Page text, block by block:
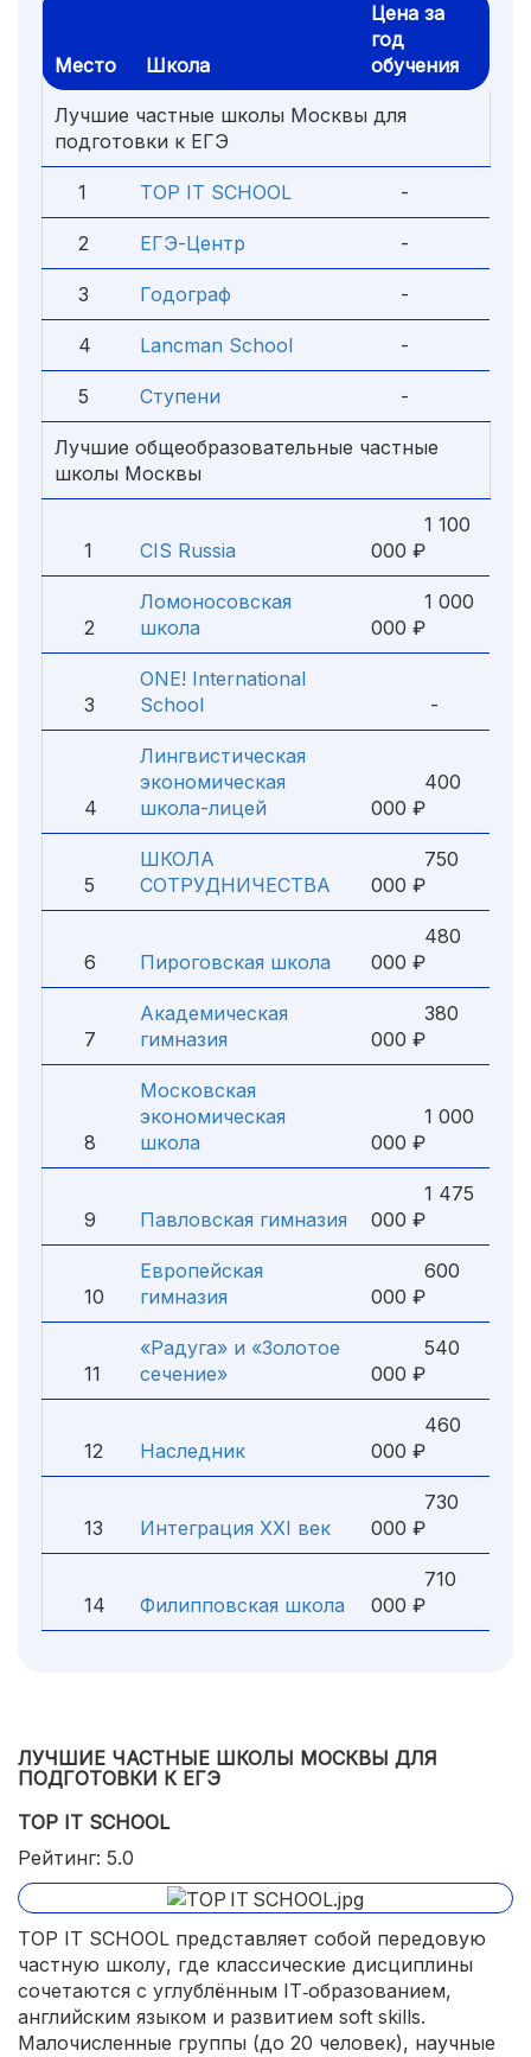
Место Школа
Цена за
год
обучения
Лучшие частные школы Москвы для
подготовки к ЕГЭ
1 TOP IT SCHOOL -
2 ЕГЭ-Центр -
3 Годограф -
4 Lancman School -
5 Ступени -
Лучшие общеобразовательные частные
школы Москвы
1 CIS Russia
1 100
000 ₽
2
Ломоносовская
школа
1 000
000 ₽
3
ONE! International
School
-
4
Лингвистическая
экономическая
школа-лицей
400
000 ₽
5
ШКОЛА
СОТРУДНИЧЕСТВА
750
000 ₽
6 Пироговская школа
480
000 ₽
7
Академическая
гимназия
380
000 ₽
8
Московская
экономическая
школа
1 000
000 ₽
9 Павловская гимназия
1 475
000 ₽
10
Европейская
гимназия
600
000 ₽
11
«Радуга» и «Золотое
сечение»
540
000 ₽
12 Наследник
460
000 ₽
13 Интеграция XXI век
730
000 ₽
14 Филипповская школа
710
000 ₽
ЛУЧШИЕ ЧАСТНЫЕ ШКОЛЫ МОСКВЫ ДЛЯ
ПОДГОТОВКИ К ЕГЭ
TOP IT SCHOOL
Рейтинг: 5.0
TOP IT SCHOOL представляет собой передовую
частную школу, где классические дисциплины
сочетаются с углублённым IT‑образованием,
английским языком и развитием soft skills.
Малочисленные группы (до 20 человек), научные